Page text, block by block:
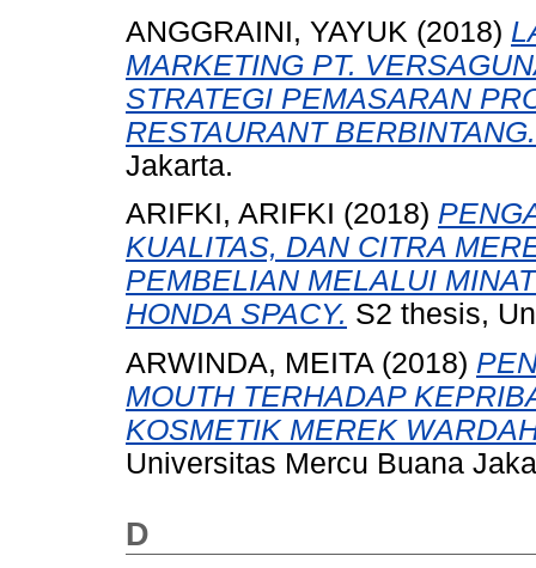
ANGGRAINI, YAYUK (2018)
MARKETING PT.
STRATEGI PEMASARAN
RESTAURANT BERBINTANG.
Jakarta.
ARIFKI, ARIFKI (2018)
KUALITAS, DAN CITRA
PEMBELIAN MELALUI
HONDA SPACY. S2 thesis,
ARWINDA, MEITA (2018)
MOUTH TERHADAP
KOSMETIK MEREK
Universitas Mercu Buana
D